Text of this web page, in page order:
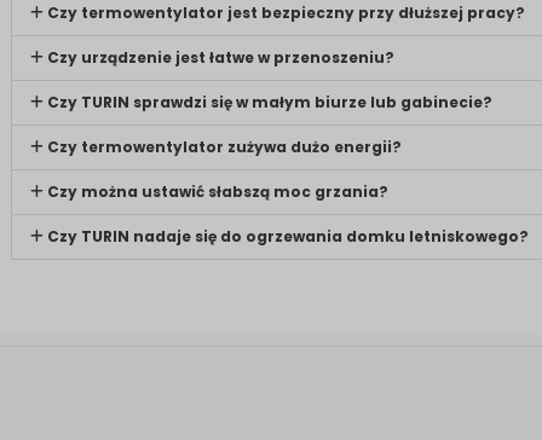
Czy termowentylator jest bezpieczny przy dłuższej pracy?
Czy urządzenie jest łatwe w przenoszeniu?
Czy TURIN sprawdzi się w małym biurze lub gabinecie?
Czy termowentylator zużywa dużo energii?
Czy można ustawić słabszą moc grzania?
Czy TURIN nadaje się do ogrzewania domku letniskowego?